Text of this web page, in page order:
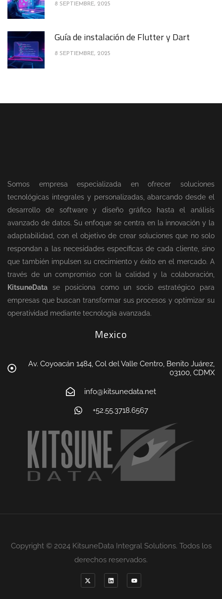
8 SEPTIEMBRE, 2025
Guía de instalación de Flutter y Dart
8 SEPTIEMBRE, 2025
Somos empresa especializada en ofrecer soluciones
tecnológicas integrales y personalizadas, abarcando desde el
desarrollo de software y diseño gráfico hasta el análisis
avanzado de datos. Su enfoque se centra en la innovación y la
adaptabilidad, con el objetivo de crear soluciones que no solo
respondan a las necesidades específicas de cada cliente, sino
que también impulsen su crecimiento y éxito en el mercado. A
través de un compromiso con la calidad y la colaboración,
KitsuneData se posiciona como un socio estratégico para
empresas que buscan transformar sus procesos y optimizar su
operatividad mediante tecnología avanzada.
Mexico
Av. Coyoacán 1484, Col del Valle Centro, Benito Juárez,
03100, CDMX
info@kitsunedata.net
+52.55.3718.6567
Copyright © 2024 KitsuneData Integral Solutions. Todos los
derechos reservados.